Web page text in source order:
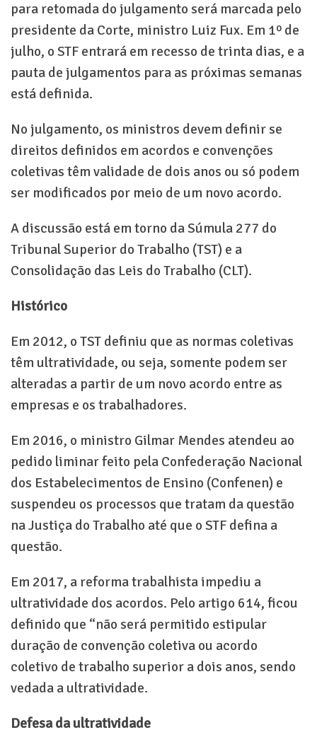
para retomada do julgamento será marcada pelo
presidente da Corte, ministro Luiz Fux. Em 1º de
julho, o STF entrará em recesso de trinta dias, e a
pauta de julgamentos para as próximas semanas
está definida.
No julgamento, os ministros devem definir se
direitos definidos em acordos e convenções
coletivas têm validade de dois anos ou só podem
ser modificados por meio de um novo acordo.
A discussão está em torno da Súmula 277 do
Tribunal Superior do Trabalho (TST) e a
Consolidação das Leis do Trabalho (CLT).
Histórico
Em 2012, o TST definiu que as normas coletivas
têm ultratividade, ou seja, somente podem ser
alteradas a partir de um novo acordo entre as
empresas e os trabalhadores.
Em 2016, o ministro Gilmar Mendes atendeu ao
pedido liminar feito pela Confederação Nacional
dos Estabelecimentos de Ensino (Confenen) e
suspendeu os processos que tratam da questão
na Justiça do Trabalho até que o STF defina a
questão.
Em 2017, a reforma trabalhista impediu a
ultratividade dos acordos. Pelo artigo 614, ficou
definido que “não será permitido estipular
duração de convenção coletiva ou acordo
coletivo de trabalho superior a dois anos, sendo
vedada a ultratividade.
Defesa da ultratividade